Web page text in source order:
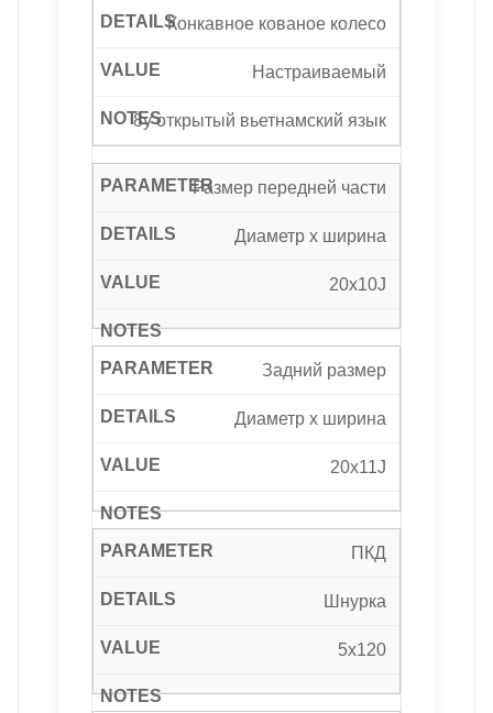
Конкавное кованое колесо
Настраиваемый
8y открытый вьетнамский язык
Размер передней части
Диаметр x ширина
20х10J
Задний размер
Диаметр x ширина
20х11J
ПКД
Шнурка
5х120